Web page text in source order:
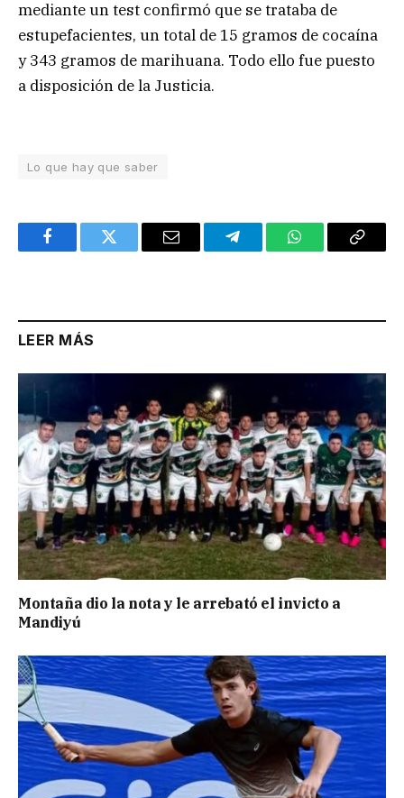
mediante un test confirmó que se trataba de
estupefacientes, un total de 15 gramos de cocaína
y 343 gramos de marihuana. Todo ello fue puesto
a disposición de la Justicia.
Lo que hay que saber
FacebookTwitter Email TelegramWhatsAppCopy
LEER MÁS
Montaña dio la nota y le arrebató el invicto a
Mandiyú